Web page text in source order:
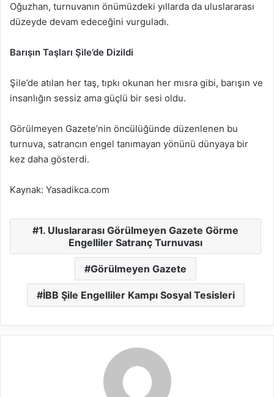
Oğuzhan, turnuvanın önümüzdeki yıllarda da uluslararası
düzeyde devam edeceğini vurguladı.
Barışın Taşları Şile’de Dizildi
Şile’de atılan her taş, tıpkı okunan her mısra gibi, barışın ve
insanlığın sessiz ama güçlü bir sesi oldu.
Görülmeyen Gazete’nin öncülüğünde düzenlenen bu
turnuva, satrancın engel tanımayan yönünü dünyaya bir
kez daha gösterdi.
Kaynak: Yasadikca.com
1. Uluslararası Görülmeyen Gazete Görme
Engelliler Satranç Turnuvası
Görülmeyen Gazete
İBB Şile Engelliler Kampı Sosyal Tesisleri